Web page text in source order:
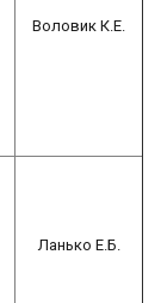
Воловик К.Е.
Ланько Е.Б.